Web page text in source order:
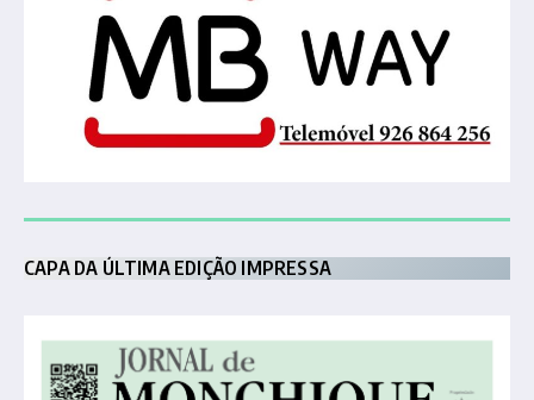
CAPA DA ÚLTIMA EDIÇÃO IMPRESSA